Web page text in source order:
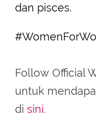
dan pisces.
Follow Official
untuk
di sini.